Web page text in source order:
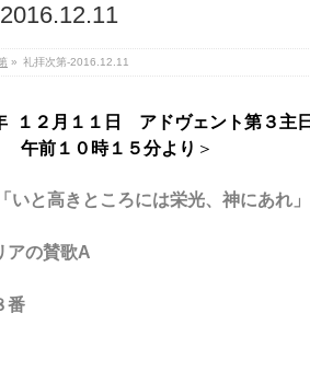
» 礼拝次第-2016.12.11
１２月１１日 アドヴェント第３主日
午前１０時１５分より ＞
と高きところには栄光、神にあれ
アの賛歌A
番